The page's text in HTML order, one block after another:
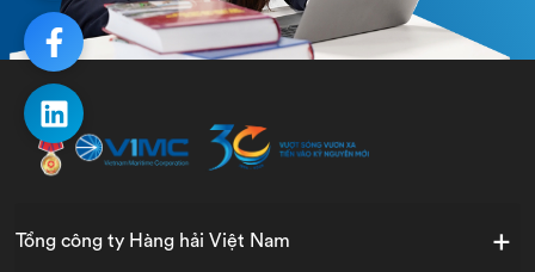
Tổng công ty Hàng hải Việt Nam